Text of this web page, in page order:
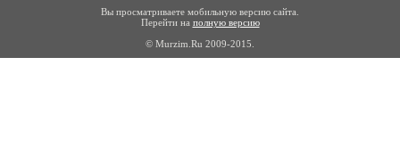
Вы просматриваете мобильную версию сайта.
Перейти на полную версию
© Murzim.Ru 2009-2015.